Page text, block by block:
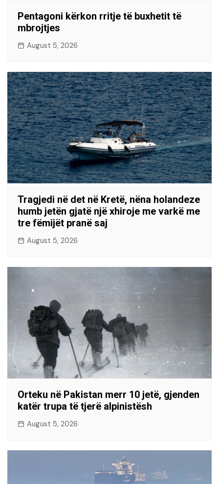
Pentagoni kërkon rritje të buxhetit të
mbrojtjes
August 5, 2026
Tragjedi në det në Kretë, nëna holandeze
humb jetën gjatë një xhiroje me varkë me
tre fëmijët pranë saj
August 5, 2026
Orteku në Pakistan merr 10 jetë, gjenden
katër trupa të tjerë alpinistësh
August 5, 2026